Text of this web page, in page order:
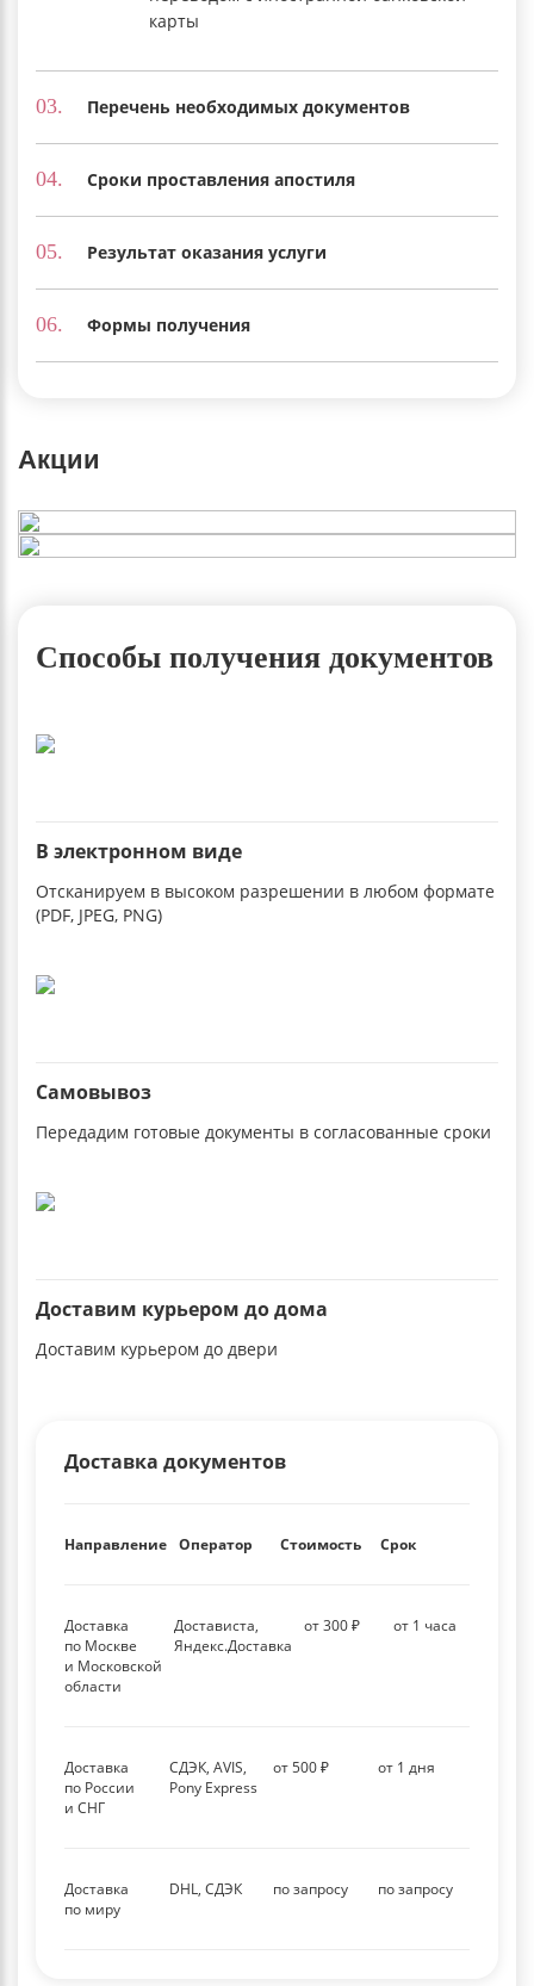
карты
03. Перечень необходимых документов
04. Сроки проставления апостиля
05. Результат оказания услуги
06. Формы получения
Акции
Способы получения документов
В электронном виде
Отсканируем в высоком разрешении в любом формате
(PDF, JPEG, PNG)
Самовывоз
Передадим готовые документы в согласованные сроки
Доставим курьером до дома
Доставим курьером до двери
Доставка документов
Направление Оператор Стоимость Срок
Доставка
по Москве
и Московской
области
Достависта,
Яндекс.Доставка
от 300 ₽ от 1 часа
Доставка
по России
и СНГ
СДЭК, AVIS,
Pony Express
от 500 ₽ от 1 дня
Доставка
по миру
DHL, СДЭК по запросу по запросу